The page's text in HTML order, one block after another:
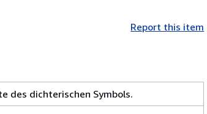
Report this item
des dichterischen Symbols.